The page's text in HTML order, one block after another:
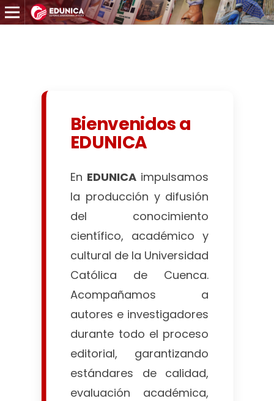
◀ ▶
Bienvenidos a
EDUNICA
En EDUNICA impulsamos
la producción y difusión
del conocimiento
científico, académico y
cultural de la Universidad
Católica de Cuenca.
Acompañamos a
autores e investigadores
durante todo el proceso
editorial, garantizando
estándares de calidad,
evaluación académica,